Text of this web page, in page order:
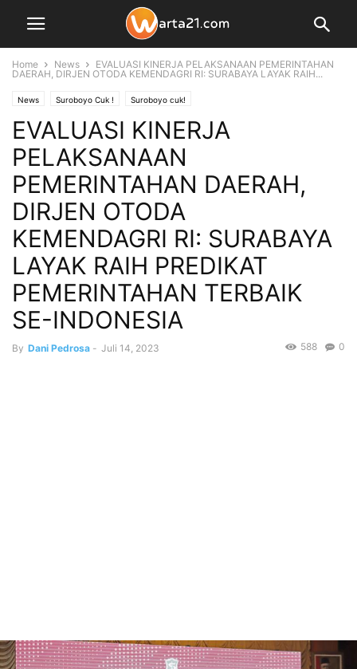
Home News
EVALUASI KINERJA PELAKSANAAN PEMERINTAHAN
DAERAH, DIRJEN OTODA KEMENDAGRI RI: SURABAYA LAYAK RAIH...
News Suroboyo Cuk ! Suroboyo cuk!
EVALUASI KINERJA
PELAKSANAAN
PEMERINTAHAN DAERAH,
DIRJEN OTODA
KEMENDAGRI RI: SURABAYA
LAYAK RAIH PREDIKAT
PEMERINTAHAN TERBAIK
SE-INDONESIA
By Dani Pedrosa - Juli 14, 2023 0
588